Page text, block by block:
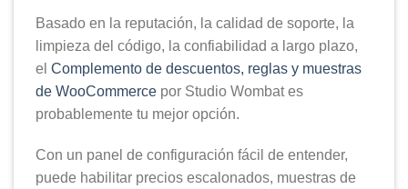
Basado en la reputación, la calidad de soporte, la
limpieza del código, la confiabilidad a largo plazo,
el Complemento de descuentos, reglas y muestras
de WooCommerce por Studio Wombat es
probablemente tu mejor opción.
Con un panel de configuración fácil de entender,
puede habilitar precios escalonados, muestras de